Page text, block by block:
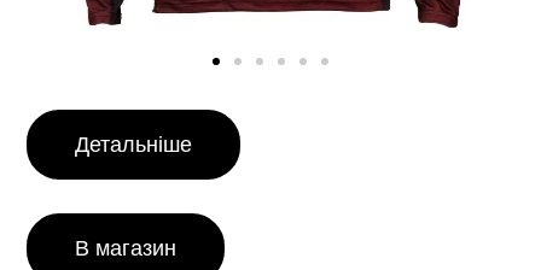
Детальніше
В магазин